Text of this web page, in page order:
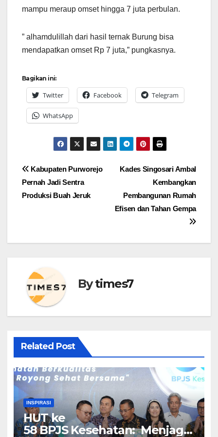
mampu meraup omset hingga 7 juta perbulan.
” alhamdulillah dari hasil ternak Burung bisa
mendapatkan omset Rp 7 juta,” pungkasnya.
Bagikan ini:
Twitter Facebook Telegram
WhatsApp
Navigasi
pos
Kades Singosari Ambal
Kembangkan
Pembangunan Rumah
Efisen dan Tahan Gempa
Kabupaten Purworejo
Pernah Jadi Sentra
Produksi Buah Jeruk
Bytimes7
Related Post
INSPIRASI
HUT ke
58 BPJS Kesehatan: Menjaga